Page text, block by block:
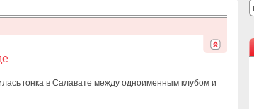
гонка в Салавате между одноименным клубом и